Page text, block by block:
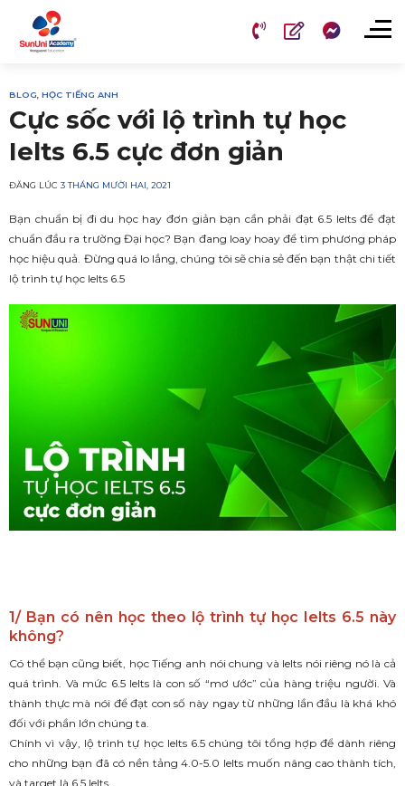
BLOG HỌC TIẾNG ANH
Cực sốc với lộ trình tự học
Ielts 6.5 cực đơn giản
ĐĂNG LÚC 3 THÁNG MƯỜI HAI, 2021
Bạn chuẩn bị đi du học hay đơn giản bạn cần phải đạt 6.5 Ielts để đạt
chuẩn đầu ra trường Đại học? Bạn đang loay hoay để tìm phương pháp
học hiệu quả. Đừng quá lo lắng, chúng tôi sẽ chia sẻ đến bạn thật chi tiết
lộ trình tự học Ielts 6.5
1/ Bạn có nên học theo lộ trình tự học Ielts 6.5 này
không?
Có thể bạn cũng biết, học Tiếng anh nói chung và Ielts nói riêng nó là cả
quá trình. Và mức 6.5 Ielts là con số “mơ ước” của hàng triệu người. Và
thành thực mà nói để đạt con số này ngay từ những lần đầu là khá khó
đối với phần lớn chúng ta.
Chính vì vậy, lộ trình tự học Ielts 6.5 chúng tôi tổng hợp để dành riêng
cho những bạn đã có nền tảng 4.0-5.0 Ielts muốn nâng cao thành tích,
và target là 6.5 Ielts.